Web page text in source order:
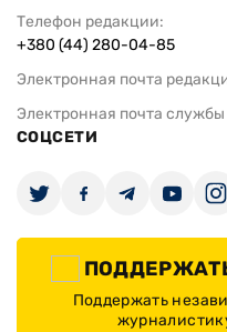
Телефон редакции:
+380 (44) 280-04-85
Электронная почта
Электронная почта
СОЦСЕТИ
Поддержать